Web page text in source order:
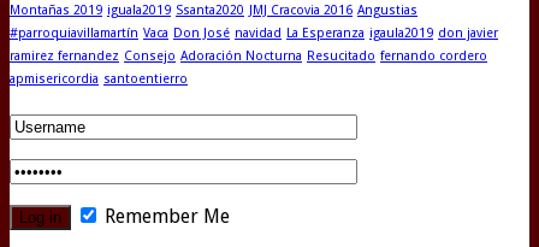
Montañas 2019 iguala2019 Ssanta2020 JMJ Cracovia 2016 Angustias
#parroquiavillamartín Vaca Don José navidad La Esperanza igaula2019 don javier
ramirez fernandez Consejo Adoración Nocturna Resucitado fernando cordero
apmisericordia santoentierro
Remember Me